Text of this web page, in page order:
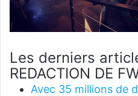
Les derniers
REDACTION DE
Avec 35 millions de